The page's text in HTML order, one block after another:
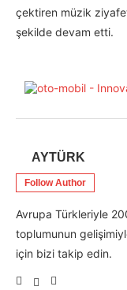
çektiren müzik
şekilde devam etti.
AYTÜRK
Follow Author
Avrupa Türkleriyle
toplumunun
için bizi takip edin.